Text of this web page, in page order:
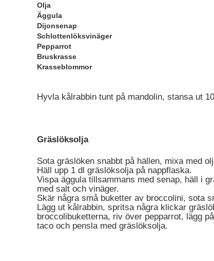
Olja
Äggula
Dijonsenap
Schlottenlöksvinäger
Pepparrot
Bruskrasse
Krasseblommor
Hyvla kålrabbin tunt på mandolin, stansa ut
Gräslöksolja
Sota gräslöken snabbt på hällen, mixa med
Häll upp 1 dl gräslöksolja på nappflaska.
Vispa äggula tillsammans med senap, häll i
med salt och vinäger.
Skär några små buketter av broccolini, sota
Lägg ut kålrabbin, spritsa några klickar
broccolibuketterna, riv över pepparrot, lägg
taco och pensla med gräslöksolja.